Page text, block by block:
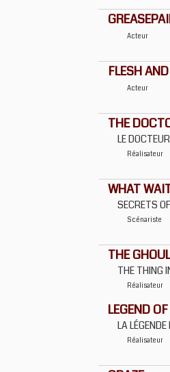
Acteur
FLESH
Acteur
THE
LE
Réalisateur
WHAT
SECRETS
Scénariste
THE GHOUL
THE THING
Réalisateur
LEGEND
LA
Réalisateur